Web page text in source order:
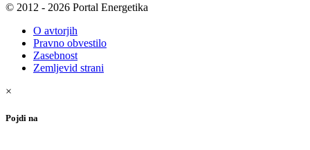
© 2012 - 2026 Portal Energetika
O avtorjih
Pravno obvestilo
Zasebnost
Zemljevid strani
×
Pojdi na